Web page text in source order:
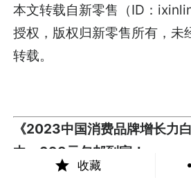
本文转载自新零售（ID：
授权，版权归新零售所有，未
转载。
《2023中国消费品牌增长力
中，398元包邮到家！
收藏